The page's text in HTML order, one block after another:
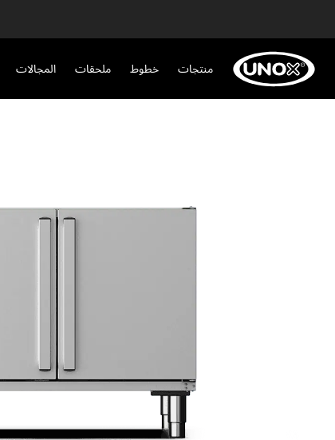
منتجات خطوط ملحقات المجالات